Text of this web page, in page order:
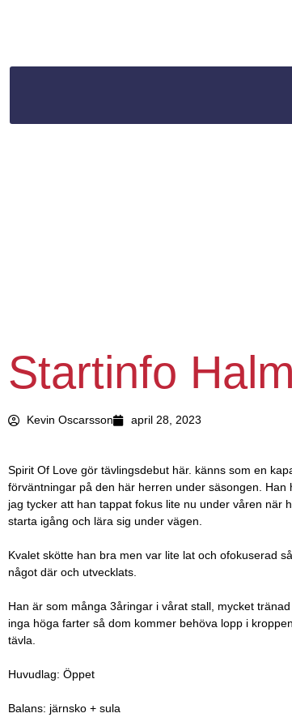
Startinfo
Kevin Oscarsson april 28, 2023
Spirit Of Love gör tävlingsdebut här. känns som en
förväntningar på den här herren under säsongen. Han
jag tycker att han tappat fokus lite nu under våren när
starta igång och lära sig under vägen.
Kvalet skötte han bra men var lite lat och ofokuserad
något där och utvecklats.
Han är som många 3åringar i vårat stall, mycket
inga höga farter så dom kommer behöva lopp i
tävla.
Huvudlag: Öppet
Balans: järnsko + sula